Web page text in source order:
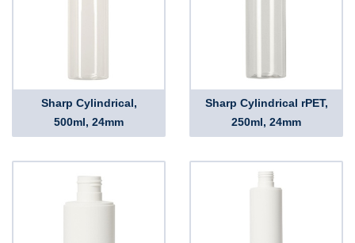
Sharp Cylindrical,
500ml, 24mm
Sharp Cylindrical rPET,
250ml, 24mm